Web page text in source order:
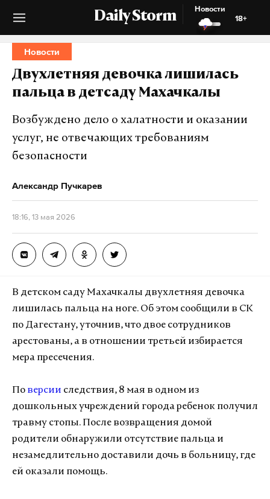
Daily Storm
Новости
18+
Новости
Двухлетняя девочка лишилась
пальца в детсаду Махачкалы
Возбуждено дело о халатности и оказании
услуг, не отвечающих требованиям
безопасности
Александр Пучкарев
18:16, 13 мая 2026
В детском саду Махачкалы двухлетняя девочка
лишилась пальца на ноге. Об этом сообщили в СК
по Дагестану, уточнив, что двое сотрудников
арестованы, а в отношении третьей избирается
мера пресечения.
По версии следствия, 8 мая в одном из
дошкольных учреждений города ребенок получил
травму стопы. После возвращения домой
родители обнаружили отсутствие пальца и
незамедлительно доставили дочь в больницу, где
ей оказали помощь.